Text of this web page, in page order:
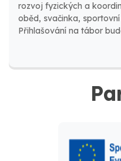
rozvoj fyzických a
oběd, svačinka,
Přihlašování na tábor